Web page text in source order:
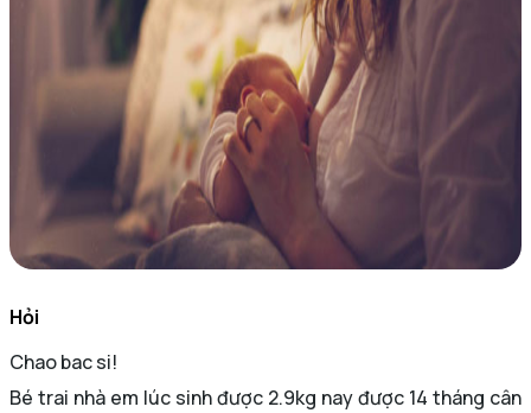
Hỏi
Chao bac si!
Bé trai nhà em lúc sinh được 2.9kg nay được 14 tháng cân